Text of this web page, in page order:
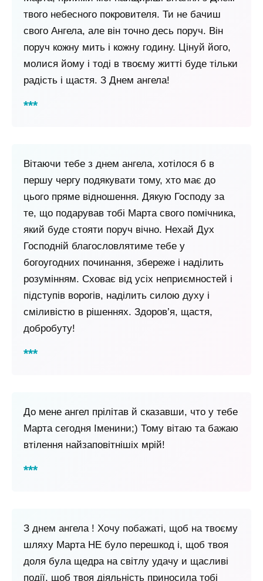
твого небесного покровителя. Ти не бачиш
свого Ангела, але він точно десь поруч. Він
поруч кожну мить і кожну годину. Цінуй його,
молися йому і тоді в твоєму житті буде тільки
радість і щастя. З Днем ангела!
Вітаючи тебе з днем ​​ангела, хотілося б в
першу чергу подякувати тому, хто має до
цього пряме відношення. Дякую Господу за
те, що подарував тобі Марта свого помічника,
який буде стояти поруч вічно. Нехай Дух
Господній благословлятиме тебе у
богоугодних починання, збереже і наділить
розумінням. Сховає від усіх неприємностей і
підступів ворогів, наділить силою духу і
сміливістю в рішеннях. Здоров’я, щастя,
добробуту!
До мене ангел прілітав й сказавши, что у тебе
Марта сегодня Іменини;) Тому вітаю та бажаю
втілення найзаповітнішіх мрій!
З днем ​​ангела ! Хочу побажаті, щоб на твоєму
шляху Марта НЕ було перешкод і, щоб твоя
доля була щедра на світлу удачу и щасливі
події, щоб твоя діяльність приносила тобі